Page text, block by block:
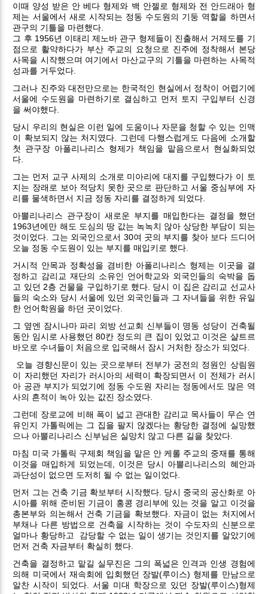
이때 양성 받은 안 베다 형제와 백 안젤로 형제와 전 안드래아 형
제는 서울에서 새로 시작되는 정동 수도원의 기둥 역할을 하면서
관구의 기틀을 마련했다.
그 후 1956년 이태리 제노바 관구 형제들이 진출해서 거제도를 기
점으로 활약하다가 부산 주교의 요청으로 진주에 정착해서 본당
사목을 시작했으며 여기에서 마산교구의 기틀을 마련하는 사목적
성과를 거두었다.
그러나 진주와 대전만으로는 한국적인 현실에서 정착이 어렵기에
서울에 수도원을 마련하기로 결심하고 먼저 토지 구입부터 신경
을 써야했다.
당시 우리의 현실은 이런 일에 도움이나 자문을 청할 수 있는 인맥
이 확보되지 않는 처지였다. 그런데 다행스럽게도 다음에 소개할
첫 관구장 아폴리나리스 형제가 책임을 맡음으로서 현실화되었
다.
그는 먼저 교구 사제의 소개로 미아리에 대지를 구입했다가 이 토
지는 장래로 보아 적당치 못한 곳으로 판단하고 서울 중심부에 자
리를 물색하면서 지금 정동 자리를 결정하게 되었다.
아뽈리나리스 관구장이 새로운 부지를 매입한다는 결정을 했던
1963년에만 해도 도심의 땅 값는 녹녹치 않아 상당한 부담이 되는
것이었다. 그는 외국인으로서 30여 곳의 부지를 찾아 보다 드디어
오늘 정동 수도원이 있는 부지를 매입키로 했다.
거시적 안목과 정확성을 겸비한 아폴리나리스 형제는 이곳을 결
정하고 감리교 재단의 소유인 언어학교와 외국인들의 숙박을 돕
고 있던 2층 건물을 구입하기로 했다. 당시 이 집은 감리교 선교사
들의 숙소와 당시 서울에 있던 외국인들과 그 자녀들을 위한 유일
한 언어학원을 하던 곳이었다.
그 옆엔 잠시나마 파리 외방 선교회 신부들이 명동 성당이 건축될
동안 임시로 사용했던 80칸 정도의 큰 집이 있었고 이것은 샬트르
바오로 수녀들이 처음으로 입국해서 잠시 거처한 장소가 되었다.
오늘 경향신문이 있는 곳으로부터 전부가 궁전의 정원인 상림원
이 자리했던 자리가 러시아의 세력이 확장되면서 이 전체가 러시
아 공관 부지가 되었기에 정동 수도원 자리는 정동에서도 많은 역
사의 흔적이 녹아 있는 값진 장소였다.
그런데 장로교에 비해 폭이 넓고 관대한 감리교 목사들이 무슨 연
유인지 가톨릭에는 그 집을 팔지 않겠다는 황당한 결정에 실망했
으나 아뽈리나리스 신부님은 실망치 않고 다른 길을 찾았다.
마침 미국 가톨릭 구제회 책임을 맡은 안 케롤 주교의 중재를 통해
이것을 매입하게 되었는데, 이것은 당시 아뽈리나리스의 혜안과
과단성이 없으면 도저히 될 수 없는 일이었다.
먼저 그는 건축 기금 확보부터 시작했다. 당시 중국의 공산화로 아
시아를 위해 준비된 기금이 홍콩 경리부에 있는 것을 알고 이것을
총본부와 의논해서 건축 기금을 확보했다. 자금이 없는 처지에서
부채나 다른 방법으로 건축을 시작하는 것이 수도자의 신분으로
얼마나 황당하고
감당할 수 없는 일이 생기는 것인지를 알았기에
먼저 건축 자금부터 확실히 했다.
건축을 결정하고 맡길 실무진은 그의 폭넓은 인격과 인생 경험에
의해 미국에서 재속회에 입회했던 장발(루이스) 형제를 만남으로
알찬 시작이 되었다. 서울 미대 학장으로 있던 장발(루이스)형제